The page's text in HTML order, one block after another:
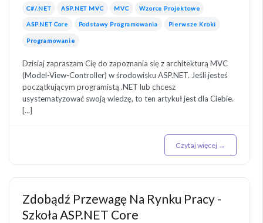
C#/.NET ASP.NET MVC MVC Wzorce Projektowe
ASP.NET Core Podstawy Programowania Pierwsze Kroki
Programowanie
Dzisiaj zapraszam Cię do zapoznania się z architekturą MVC
(Model-View-Controller) w środowisku ASP.NET. Jeśli jesteś
początkującym programistą .NET lub chcesz
usystematyzować swoją wiedzę, to ten artykuł jest dla Ciebie.
[...]
Czytaj więcej →
Zdobądź Przewagę Na Rynku Pracy -
Szkoła ASP.NET Core